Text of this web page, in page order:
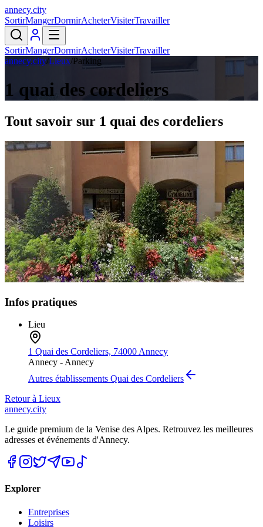
annecy.city
SortirMangerDormirAcheterVisiterTravailler
SortirMangerDormirAcheterVisiterTravailler
annecy.city/Lieux/Parking
1 quai des cordeliers
Tout savoir sur 1 quai des cordeliers
Infos pratiques
Lieu
1 Quai des Cordeliers, 74000 Annecy
Annecy - Annecy
Autres établissements Quai des Cordeliers
Retour à Lieux
annecy.city
Le guide premium de la Venise des Alpes. Retrouvez les meilleures
adresses et événements d'Annecy.
Explorer
Entreprises
Loisirs